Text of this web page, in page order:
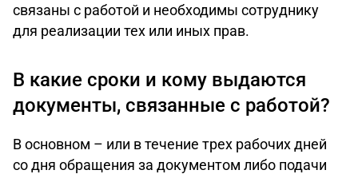
связаны с работой и необходимы сотруднику
для реализации тех или иных прав.
В какие сроки и кому выдаются
документы, связанные с работой?
В основном – или в течение трех рабочих дней
со дня обращения за документом либо подачи